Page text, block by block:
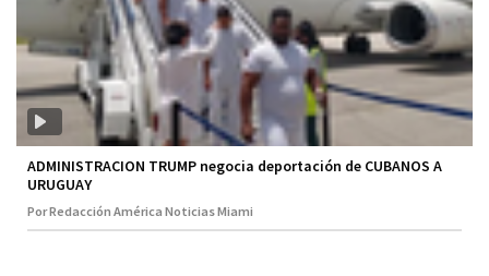
ADMINISTRACION TRUMP negocia deportación de CUBANOS A
URUGUAY
Por Redacción América Noticias Miami